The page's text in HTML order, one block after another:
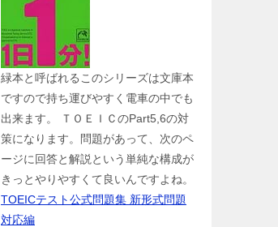
緑本と呼ばれるこのシリーズは文庫本
ですので持ち運びやすく電車の中でも
出来ます。 ＴＯＥＩＣのPart5,6の対
策になります。問題があって、次のペ
ージに回答と解説という単純な構成が
きっとやりやすくて良いんですよね。
TOEICテスト公式問題集 新形式問題
対応編